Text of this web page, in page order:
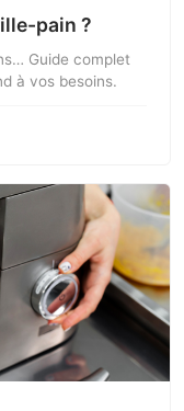
pain ?
Guide complet
à vos besoins.